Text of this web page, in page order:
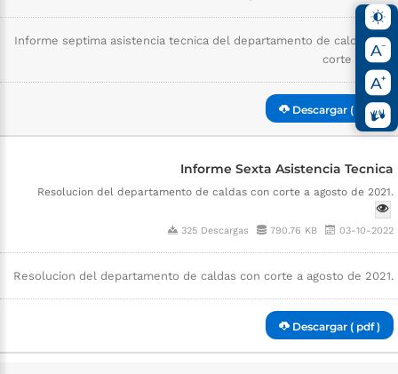
Informe septima asistencia tecnica del departamento de caldas con
corte a 2021.
Descargar ( pdf )
Informe Sexta Asistencia Tecnica
Resolucion del departamento de caldas con corte a agosto de 2021.
325 Descargas 790.76 KB 03-10-2022
Resolucion del departamento de caldas con corte a agosto de 2021.
Descargar ( pdf )